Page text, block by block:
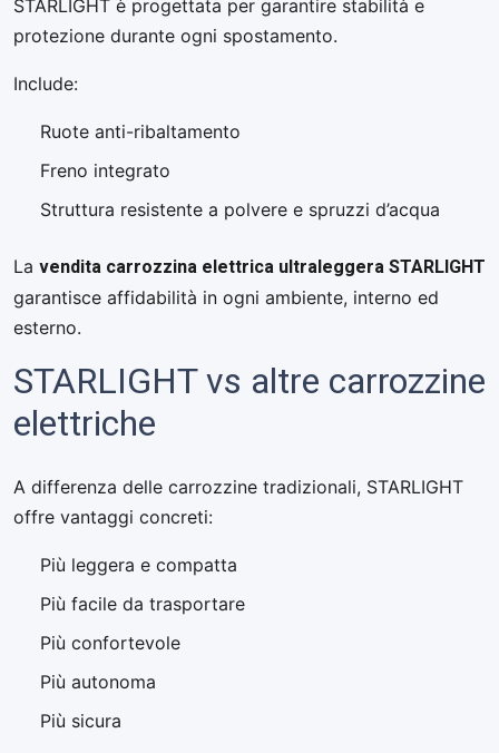
STARLIGHT è progettata per garantire stabilità e
protezione durante ogni spostamento.
Include:
Ruote anti-ribaltamento
Freno integrato
Struttura resistente a polvere e spruzzi d’acqua
La vendita carrozzina elettrica ultraleggera STARLIGHT
garantisce affidabilità in ogni ambiente, interno ed
esterno.
STARLIGHT vs altre carrozzine
elettriche
A differenza delle carrozzine tradizionali, STARLIGHT
offre vantaggi concreti:
Più leggera e compatta
Più facile da trasportare
Più confortevole
Più autonoma
Più sicura